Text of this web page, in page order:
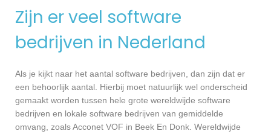
Zijn er veel software
bedrijven in Nederland
Als je kijkt naar het aantal software bedrijven, dan zijn dat er
een behoorlijk aantal. Hierbij moet natuurlijk wel onderscheid
gemaakt worden tussen hele grote wereldwijde software
bedrijven en lokale software bedrijven van gemiddelde
omvang, zoals Acconet VOF in Beek En Donk. Wereldwijde